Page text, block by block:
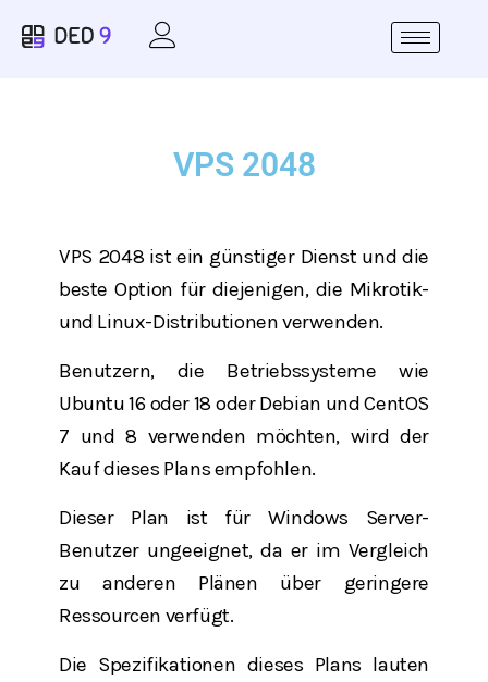
VPS 2048
VPS 2048 ist ein günstiger Dienst und die
beste Option für diejenigen, die Mikrotik-
und Linux-Distributionen verwenden.
Benutzern, die Betriebssysteme wie
Ubuntu 16 oder 18 oder Debian und CentOS
7 und 8 verwenden möchten, wird der
Kauf dieses Plans empfohlen.
Dieser Plan ist für Windows Server-
Benutzer ungeeignet, da er im Vergleich
zu anderen Plänen über geringere
Ressourcen verfügt.
Die Spezifikationen dieses Plans lauten